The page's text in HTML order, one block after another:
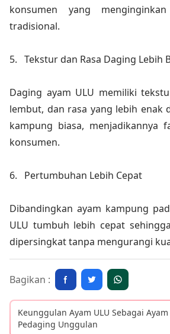
konsumen yang
tradisional.
5. Tekstur dan Rasa Daging Lebih
Daging ayam ULU memiliki
lembut, dan rasa yang lebih enak
kampung biasa, menjadikannya
konsumen.
6. Pertumbuhan Lebih Cepat
Dibandingkan ayam kampung
ULU tumbuh lebih cepat
dipersingkat tanpa mengurangi
Bagikan :
Keunggulan Ayam ULU Sebagai
Pedaging Unggulan